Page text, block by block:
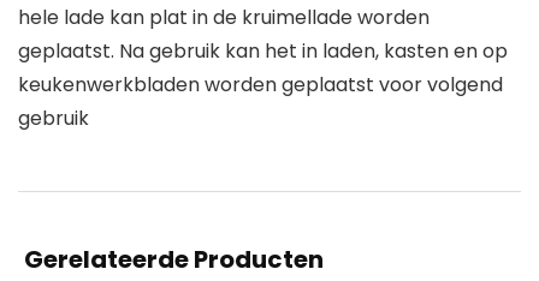
hele lade kan plat in de kruimellade worden
geplaatst. Na gebruik kan het in laden, kasten en op
keukenwerkbladen worden geplaatst voor volgend
gebruik
Gerelateerde Producten